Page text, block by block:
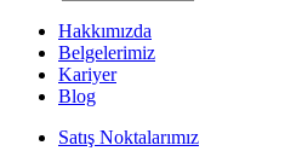
Hakkımızda
Belgelerimiz
Kariyer
Blog
Satış Noktalarımız